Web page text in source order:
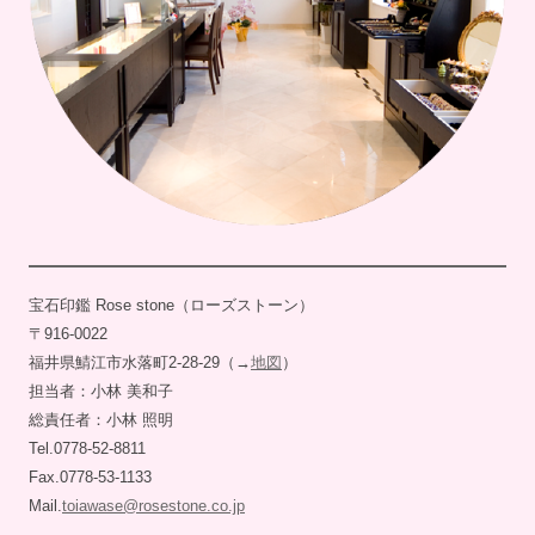
宝石印鑑 Rose stone（ローズストーン）
〒916-0022
福井県鯖江市水落町2-28-29（→地図 ）
担当者：小林 美和子
総責任者：小林 照明
Tel.0778-52-8811
Fax.0778-53-1133
Mail. toiawase@rosestone.co.jp